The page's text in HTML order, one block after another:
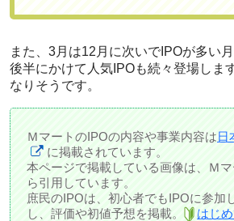
また、3月は12月に次いでIPOが多い月
後半にかけて人気IPOも続々登場しま
なりそうです。
ＭマートのIPOの内容や事業内容は日
に掲載されています。
本ページで掲載している画像は、Ｍ
ら引用しています。
庶民のIPOは、初心者でもIPOに参加
し、評価や初値予想を掲載。
はじ